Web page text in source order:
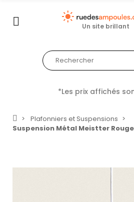
Un site brillant
*Les prix affichés
Plafonniers et Suspensions
Suspension Métal Meistter Rouge